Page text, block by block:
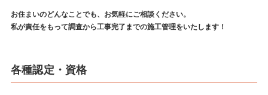
お住まいのどんなことでも、お気軽にご相談ください。
私が責任をもって調査から工事完了までの施工管理をいたします！
各種認定・資格